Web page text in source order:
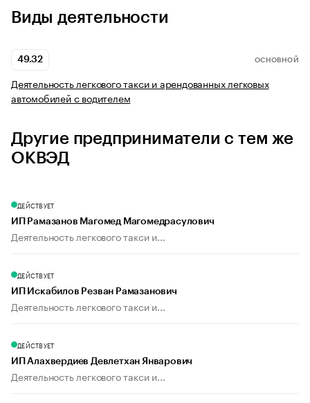
Виды деятельности
49.32 ОСНОВНОЙ
Деятельность легкового такси и арендованных легковых
автомобилей с водителем
Другие предприниматели с тем же
ОКВЭД
ДЕЙСТВУЕТ
ИП Рамазанов Магомед Магомедрасулович
Деятельность легкового такси и...
ДЕЙСТВУЕТ
ИП Искабилов Резван Рамазанович
Деятельность легкового такси и...
ДЕЙСТВУЕТ
ИП Алахвердиев Девлетхан Январович
Деятельность легкового такси и...